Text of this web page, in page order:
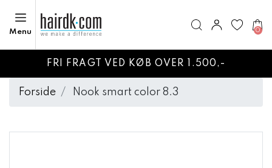
Menu 0
FRI FRAGT VED KØB OVER 1.500,-
Forside Nook smart color 8.3